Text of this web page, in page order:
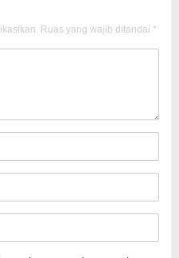
Ruas yang wajib ditandai *